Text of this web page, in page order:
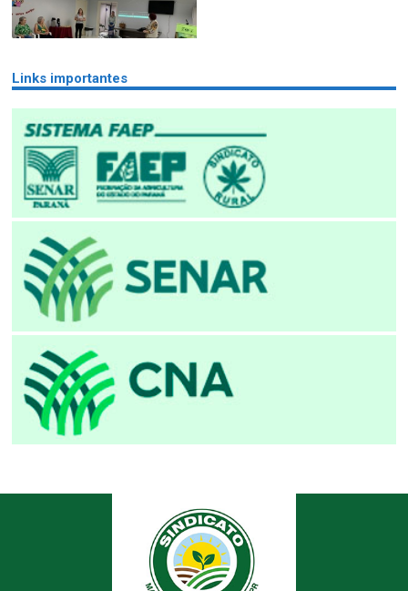
Links importantes